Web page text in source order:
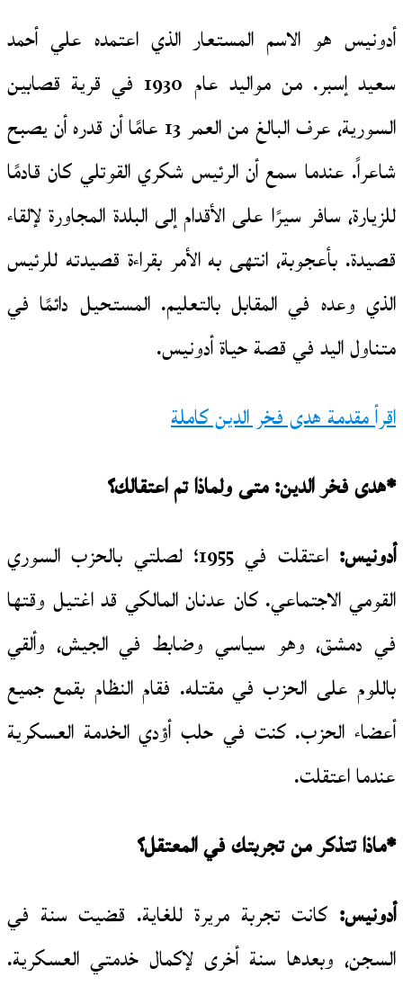
أدونيس هو الاسم المستعار الذي اعتمده علي أحمد
سعيد إسبر. من مواليد عام 1930 في قرية قصابين
السورية، عرف البالغ من العمر 13 عامًا أن قدره أن يصبح
شاعراً. عندما سمع أن الرئيس شكري القوتلي كان قادمًا
للزيارة، سافر سيرًا على الأقدام إلى البلدة المجاورة لإلقاء
قصيدة. بأعجوبة، انتهى به الأمر بقراءة قصيدته للرئيس
الذي وعده في المقابل بالتعليم. المستحيل دائمًا في
متناول اليد في قصة حياة أدونيس.
اقرأ مقدمة هدى فخر الدين كاملة
*هدى فخر الدين: متى ولماذا تم اعتقالك؟
أدونيس:
اعتقلت في 1955؛ لصلتي بالحزب السوري
القومي الاجتماعي. كان عدنان المالكي قد اغتيل وقتها
في دمشق، وهو سياسي وضابط في الجيش، وألقي
باللوم على الحزب في مقتله. فقام النظام بقمع جميع
أعضاء الحزب. كنت في حلب أؤدي الخدمة العسكرية
عندما اعتقلت.
*ماذا تتذكر من تجربتك في المعتقل؟
أدونيس: كانت تجربة مريرة للغاية. قضيت سنة في
السجن، وبعدها سنة أخرى لإكمال خدمتي العسكرية.